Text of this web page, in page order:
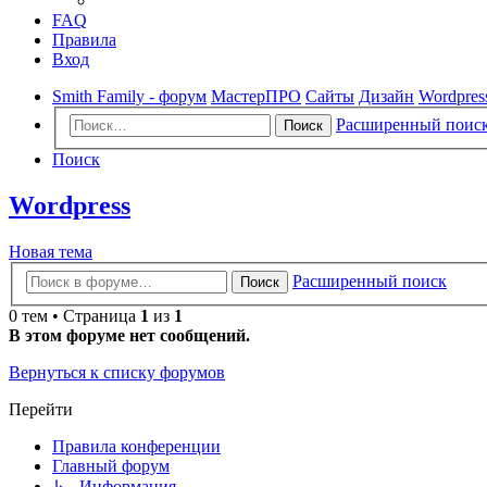
FAQ
Правила
Вход
Smith Family - форум МастерПРО Сайты Дизайн
Поиск
Расширенный
Поиск
Wordpress
Новая тема
Поиск
Расширенный поиск
0 тем • Страница 1 из 1
В этом форуме нет сообщений.
Вернуться к списку форумов
Перейти
Правила конференции
Главный форум